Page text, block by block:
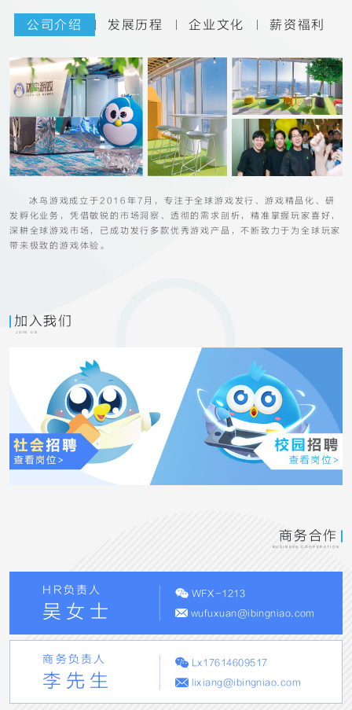
公司介绍 发展历程 企业文化 薪资福利
冰鸟游戏成立于2016年7月，专注于全球游戏发行、游戏精品化、研
发孵化业务，凭借敏锐的市场洞察、透彻的需求剖析，精准掌握玩家喜好，
深耕全球游戏市场，已成功发行多款优秀游戏产品，不断致力于为全球玩家
带来极致的游戏体验。
加入我们
JOIN US
商务合作
BUSINESS COOPERATION
HR负责人
吴女士
WFX-1213
wufuxuan@ibingniao.com
商务负责人
李先生
Lx17614609517
lixiang@ibingniao.com